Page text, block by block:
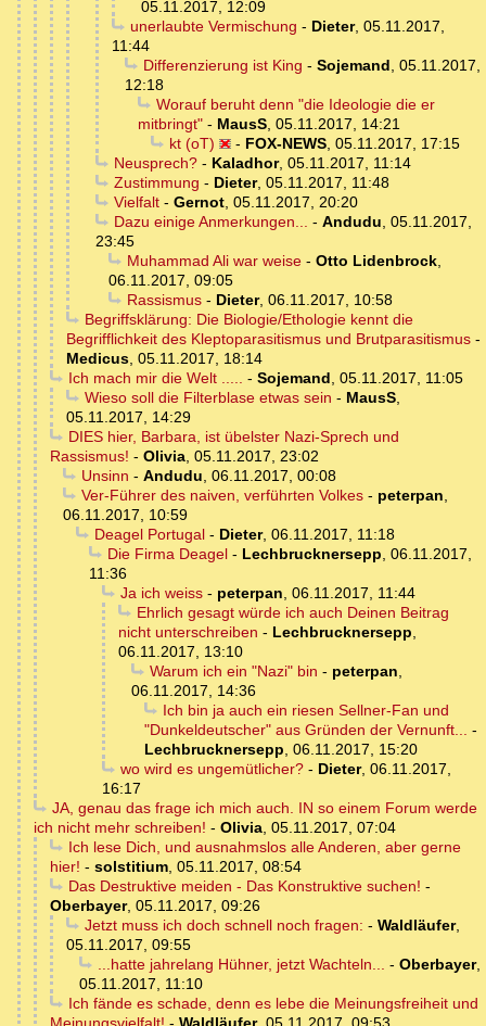
05.11.2017, 12:09
unerlaubte Vermischung - Dieter, 05.11.2017,
11:44
Differenzierung ist King - Sojemand, 05.11.2017,
12:18
Worauf beruht denn "die Ideologie die er
mitbringt" - MausS, 05.11.2017, 14:21
kt (oT)
- FOX-NEWS, 05.11.2017, 17:15
Neusprech?- Kaladhor, 05.11.2017, 11:14
Zustimmung - Dieter, 05.11.2017, 11:48
Vielfalt- Gernot, 05.11.2017, 20:20
Dazu einige Anmerkungen... - Andudu, 05.11.2017,
23:45
Muhammad Ali war weise- Otto Lidenbrock,
06.11.2017, 09:05
Rassismus- Dieter, 06.11.2017, 10:58
Begriffsklärung: Die Biologie/Ethologie kennt die
Begrifflichkeit des Kleptoparasitismus und Brutparasitismus -
Medicus, 05.11.2017, 18:14
Ich mach mir die Welt ..... - Sojemand, 05.11.2017, 11:05
Wieso soll die Filterblase etwas sein - MausS,
05.11.2017, 14:29
DIES hier, Barbara, ist übelster Nazi-Sprech und
Rassismus! - Olivia, 05.11.2017, 23:02
Unsinn - Andudu, 06.11.2017, 00:08
Ver-Führer des naiven, verführten Volkes- peterpan,
06.11.2017, 10:59
Deagel Portugal- Dieter, 06.11.2017, 11:18
Die Firma Deagel- Lechbrucknersepp, 06.11.2017,
11:36
Ja ich weiss- peterpan, 06.11.2017, 11:44
Ehrlich gesagt würde ich auch Deinen Beitrag
nicht unterschreiben - Lechbrucknersepp,
06.11.2017, 13:10
Warum ich ein "Nazi" bin - peterpan,
06.11.2017, 14:36
Ich bin ja auch ein riesen Sellner-Fan und
"Dunkeldeutscher" aus Gründen der Vernunft... -
Lechbrucknersepp, 06.11.2017, 15:20
wo wird es ungemütlicher?- Dieter, 06.11.2017,
16:17
JA, genau das frage ich mich auch. IN so einem Forum werde
ich nicht mehr schreiben! - Olivia, 05.11.2017, 07:04
Ich lese Dich, und ausnahmslos alle Anderen, aber gerne
hier! - solstitium, 05.11.2017, 08:54
Das Destruktive meiden - Das Konstruktive suchen! -
Oberbayer, 05.11.2017, 09:26
Jetzt muss ich doch schnell noch fragen: - Waldläufer,
05.11.2017, 09:55
...hatte jahrelang Hühner, jetzt Wachteln... - Oberbayer,
05.11.2017, 11:10
Ich fände es schade, denn es lebe die Meinungsfreiheit und